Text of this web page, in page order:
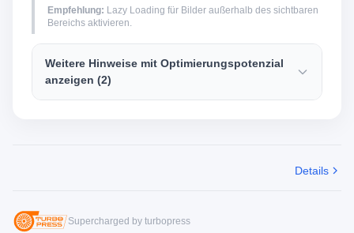
Empfehlung: Lazy Loading für Bilder außerhalb des sichtbaren
Bereichs aktivieren.
Weitere Hinweise mit Optimierungspotenzial
anzeigen (2)
Details
Supercharged by turbopress